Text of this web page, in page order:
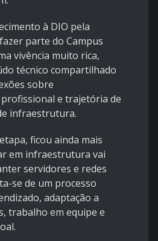
à DIO pela
parte do Campus
vivência muito rica,
técnico compartilhado
sobre
e trajetória de
infraestrutura.
ficou ainda mais
em infraestrutura vai
servidores e redes
se de um processo
adaptação a
trabalho em equipe e